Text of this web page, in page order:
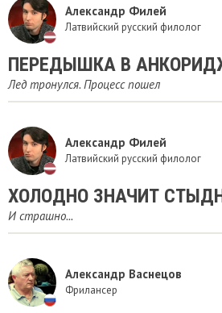
Александр Филей
Латвийский русский филолог
ПЕРЕДЫШКА В
Лед тронулся. Процесс пошел
Александр Филей
Латвийский русский филолог
ХОЛОДНО ЗНАЧИТ
И страшно...
Александр Васнецов
Фрилансер